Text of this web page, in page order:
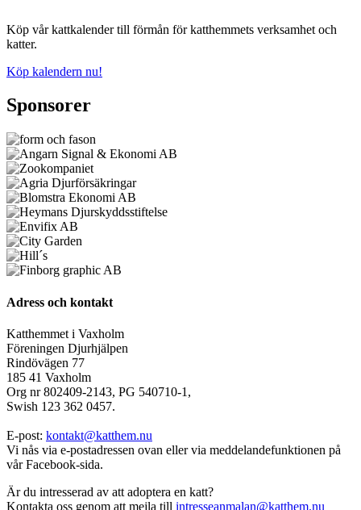
Köp vår kattkalender till förmån för katthemmets verksamhet och
katter.
Köp kalendern nu!
Sponsorer
Adress och kontakt
Katthemmet i Vaxholm
Föreningen Djurhjälpen
Rindövägen 77
185 41 Vaxholm
Org nr 802409-2143, PG 540710-1,
Swish 123 362 0457.
E-post: kontakt@katthem.nu
Vi nås via e-postadressen ovan eller via meddelandefunktionen på
vår Facebook-sida.
Är du intresserad av att adoptera en katt?
Kontakta oss genom att mejla till intresseanmalan@katthem.nu